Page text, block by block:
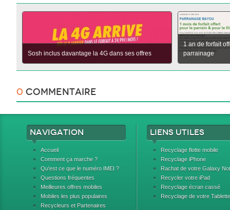
Sosh inclus davantage la 4G dans ses offres
1 an de forfait
parrainage
0 Commentaire
Navigation
Accueil
Comment ça marche ?
Qu'est ce que le numéro IMEI ?
Questions fréquentes
Meilleures offres mobiles
Mobiles les plus populaires
Recycleurs et Partenaires
Liens utiles
Recyclage flotte mobile
Recyclage iPhone
Rachat de votre Galaxy
Recycler votre iPad
Recyclage écran cassé
Recyclage de votre Tablette